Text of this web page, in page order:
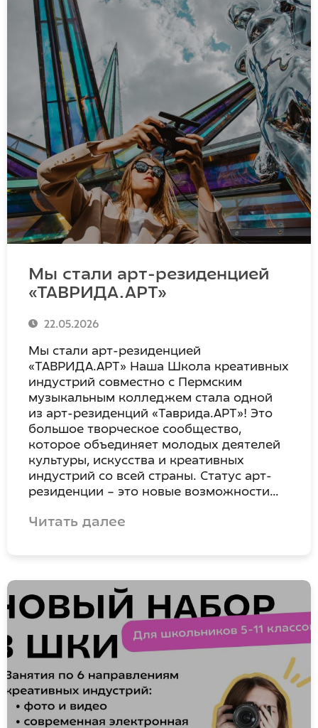
Мы стали арт-резиденцией
«ТАВРИДА.АРТ»
22.05.2026
Мы стали арт-резиденцией
«ТАВРИДА.АРТ» Наша Школа креативных
индустрий совместно с Пермским
музыкальным колледжем стала одной
из арт-резиденций «Таврида.АРТ»! Это
большое творческое сообщество,
которое объединяет молодых деятелей
культуры, искусства и креативных
индустрий со всей страны. Статус арт-
резиденции – это новые возможности…
Читать далее